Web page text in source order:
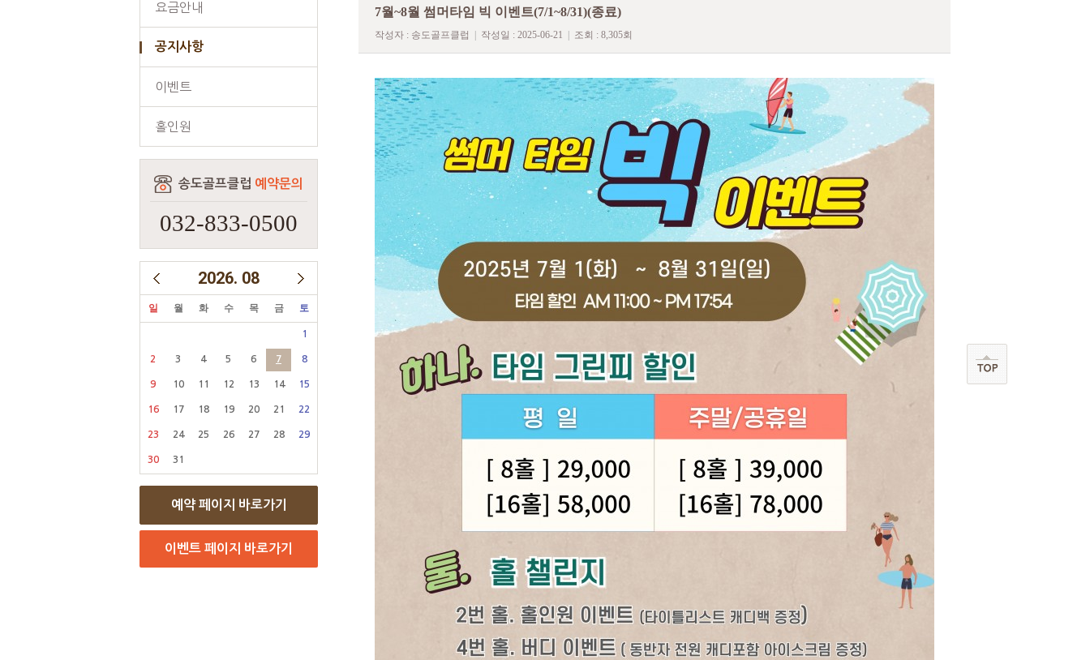
요금안내
공지사항
이벤트
홀인원
송도골프클럽 예약문의
032-833-0500
2026. 08
일 월 화 수 목 금 토
1
2 3 4 5 6 7 8
9 10 11 12 13 14 15
16 17 18 19 20 21 22
23 24 25 26 27 28 29
30 31
예약 페이지 바로가기
이벤트 페이지 바로가기
7월~8월 썸머타임 빅 이벤트(7/1~8/31)(종료)
작성자 : 송도골프클럽 작성일 : 2025-06-21 조회 : 8,305회